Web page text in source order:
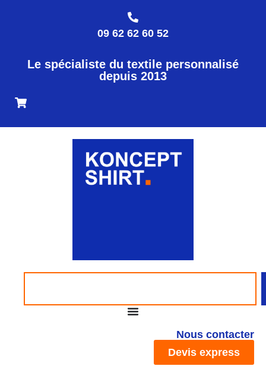
09 62 62 60 52
Le spécialiste du textile personnalisé
depuis 2013
Nous contacter
Devis express